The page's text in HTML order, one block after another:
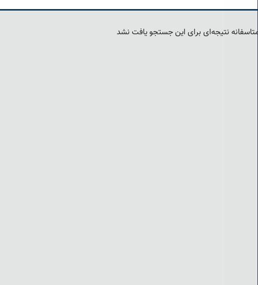
نتیجه‌ای برای این جستجو یافت نشد